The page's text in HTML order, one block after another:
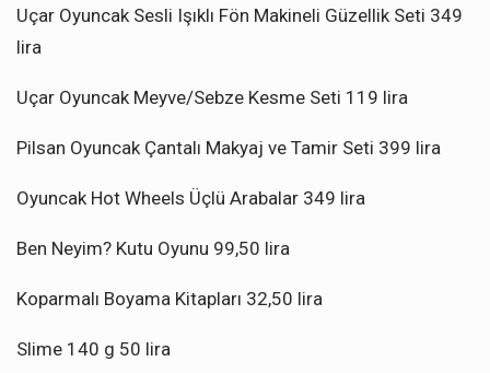
Uçar Oyuncak Sesli Işıklı Fön Makineli Güzellik Seti 349
lira
Uçar Oyuncak Meyve/Sebze Kesme Seti 119 lira
Pilsan Oyuncak Çantalı Makyaj ve Tamir Seti 399 lira
Oyuncak Hot Wheels Üçlü Arabalar 349 lira
Ben Neyim? Kutu Oyunu 99,50 lira
Koparmalı Boyama Kitapları 32,50 lira
Slime 140 g 50 lira